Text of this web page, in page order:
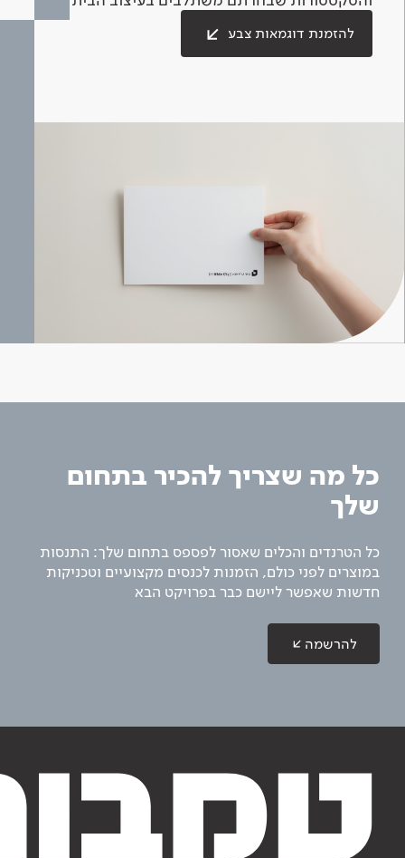
להזמנת דוגמאות צבע
כל מה שצריך להכיר בתחום
שלך
כל הטרנדים והכלים שאסור לפספס בתחום שלך: התנסות
במוצרים לפני כולם, הזמנות לכנסים מקצועיים וטכניקות
חדשות שאפשר ליישם כבר בפרויקט הבא
להרשמה